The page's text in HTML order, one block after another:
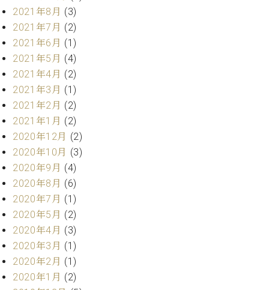
ッ
プ
ラ
イ
ト
ピ
ア
ノ
C.
ベ
ヒ
シ
ュ
タ
イ
ン
ア
カ
デ
ミ
教
室
ピ
ノ
の
コ
ン
シ
ル
ジ
ュ
ア
ク
セ
セン
トラ
ム東
京の
ご案
2021年8月 (3)
2021年7月 (2)
2021年6月 (1)
2021年5月 (4)
2021年4月 (2)
2021年3月 (1)
2021年2月 (2)
2021年1月 (2)
2020年12月 (2)
2020年10月 (3)
2020年9月 (4)
2020年8月 (6)
2020年7月 (1)
2020年5月 (2)
2020年4月 (3)
2020年3月 (1)
2020年2月 (1)
2020年1月 (2)